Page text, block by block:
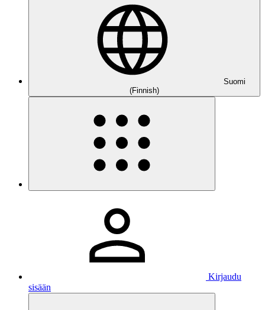
Suomi
(Finnish)
Kirjaudu
sisään